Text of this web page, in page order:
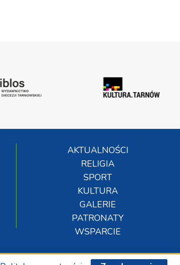
AKTUALNOŚCI
RELIGIA
SPORT
KULTURA
GALERIE
PATRONATY
WSPARCIE